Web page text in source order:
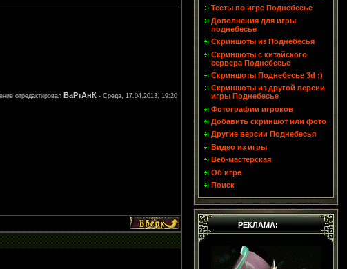
отредактировал ВаРтАнК -Среда, 17.04.2013, 19:20
Тесты по игре Поднебесье
Дополнения для игры
поднебесье
Скриншоты из Поднебесья
Скриншоты с китайского
сервера Поднебесье
Скриншоты Поднебесье 3d :)
Скриншоты из другой версии
игры Поднебесье
Фотографии игроков
Добавить скриншот или фото
Другие версии Поднебесья
Видео из игры
Веб-мастерская
Об игре
Поиск
РЕКЛАМА: